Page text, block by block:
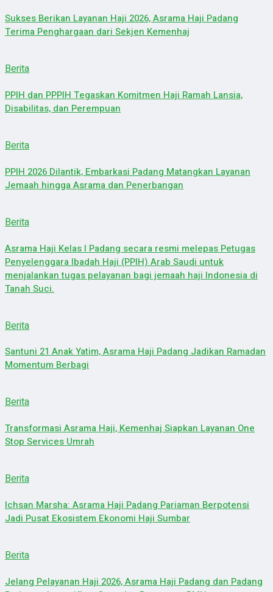
Sukses Berikan Layanan Haji 2026, Asrama Haji Padang
Terima Penghargaan dari Sekjen Kemenhaj
Berita
PPIH dan PPPIH Tegaskan Komitmen Haji Ramah Lansia,
Disabilitas, dan Perempuan
Berita
PPIH 2026 Dilantik, Embarkasi Padang Matangkan Layanan
Jemaah hingga Asrama dan Penerbangan
Berita
Asrama Haji Kelas I Padang secara resmi melepas Petugas
Penyelenggara Ibadah Haji (PPIH) Arab Saudi untuk
menjalankan tugas pelayanan bagi jemaah haji Indonesia di
Tanah Suci.
Berita
Santuni 21 Anak Yatim, Asrama Haji Padang Jadikan Ramadan
Momentum Berbagi
Berita
Transformasi Asrama Haji, Kemenhaj Siapkan Layanan One
Stop Services Umrah
Berita
Ichsan Marsha: Asrama Haji Padang Pariaman Berpotensi
Jadi Pusat Ekosistem Ekonomi Haji Sumbar
Berita
Jelang Pelayanan Haji 2026, Asrama Haji Padang dan Padang